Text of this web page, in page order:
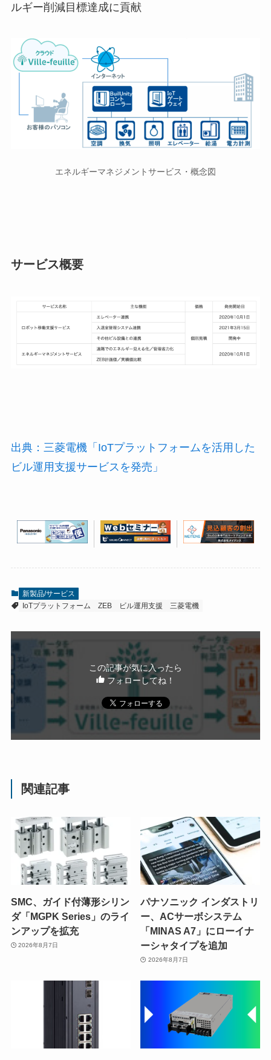
ルギー削減目標達成に貢献
エネルギーマネジメントサービス・概念図
サービス概要
出典：三菱電機「IoTプラットフォームを活用した
ビル運用支援サービスを発売」
新製品/サービス
IoTプラットフォーム
ZEB ビル運用支援 三菱電機
この記事が気に入ったら
フォローしてね！
関連記事
SMC、ガイド付薄形シリン
ダ「MGPK Series」のライ
ンアップを拡充
2026年8月7日
パナソニック インダストリ
ー、ACサーボシステム
「MINAS A7」にローイナ
ーシャタイプを追加
2026年8月7日